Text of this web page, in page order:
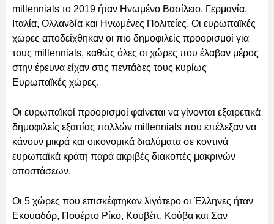
millennials το 2019 ήταν Ηνωμένο Βασίλειο, Γερμανία,
Ιταλία, Ολλανδία και Ηνωμένες Πολιτείες. Οι ευρωπαϊκές
χώρες αποδείχθηκαν οι πιο δημοφιλείς προορισμοί για
τους millennials, καθώς όλες οι χώρες που έλαβαν μέρος
στην έρευνα είχαν στις πεντάδες τους κυρίως
Ευρωπαϊκές χώρες.
Οι ευρωπαϊκοί προορισμοί φαίνεται να γίνονται εξαιρετικά
δημοφιλείς εξαιτίας πολλών millennials που επέλεξαν να
κάνουν μικρά και οικονομικά διαλύματα σε κοντινά
ευρωπαϊκά κράτη παρά ακριβές διακοπές μακρινών
αποστάσεων.
Οι 5 χώρες που επισκέφτηκαν λιγότερο οι Έλληνες ήταν
Εκουαδόρ, Πουέρτο Ρίκο, Κουβέιτ, Κούβα και Σαν